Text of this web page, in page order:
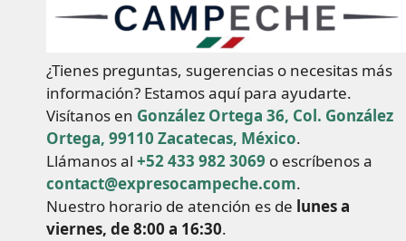
¿Tienes preguntas, sugerencias o necesitas más
información? Estamos aquí para ayudarte.
Visítanos en González Ortega 36, Col. González
Ortega, 99110 Zacatecas, México.
Llámanos al +52 433 982 3069 o escríbenos a
contact@expresocampeche.com.
Nuestro horario de atención es de lunes a
viernes, de 8:00 a 16:30.